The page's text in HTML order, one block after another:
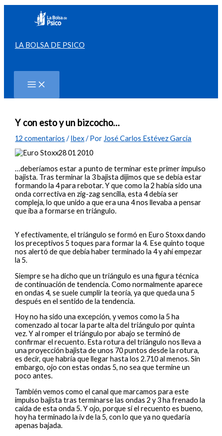
contenido
LA BOLSA DE PSICO
Y con esto y un bizcocho…
12 comentarios /Ibex/ Por José Carlos Estévez García
…deberíamos estar a punto de terminar este primer impulso
bajista. Tras terminar la 3 bajista dijimos que se debía estar
formando la 4 para rebotar. Y que como la 2 había sido una
onda correctiva en zig-zag sencilla, esta 4 debía ser
compleja, lo que unido a que era una 4 nos llevaba a pensar
que iba a formarse en triángulo.
Y efectivamente, el triángulo se formó en Euro Stoxx dando
los preceptivos 5 toques para formar la 4. Ese quinto toque
nos alertó de que debía haber terminado la 4 y ahí empezar
la 5.
Siempre se ha dicho que un triángulo es una figura técnica
de continuación de tendencia. Como normalmente aparece
en ondas 4, se suele cumplir la teoría, ya que queda una 5
después en el sentido de la tendencia.
Hoy no ha sido una excepción, y vemos como la 5 ha
comenzado al tocar la parte alta del triángulo por quinta
vez. Y al romper el triángulo por abajo se terminó de
confirmar el recuento. Esta rotura del triángulo nos lleva a
una proyección bajista de unos 70 puntos desde la rotura,
es decir, que habría que llegar hasta los 2.710 al menos. Sin
embargo, ojo con estas ondas 5, no sea que termine un
poco antes.
También vemos como el canal que marcamos para este
impulso bajista tras terminarse las ondas 2 y 3 ha frenado la
caída de esta onda 5. Y ojo, porque si el recuento es bueno,
hoy ha terminado la iv de la 5, con lo que ya no quedaría
apenas bajada.